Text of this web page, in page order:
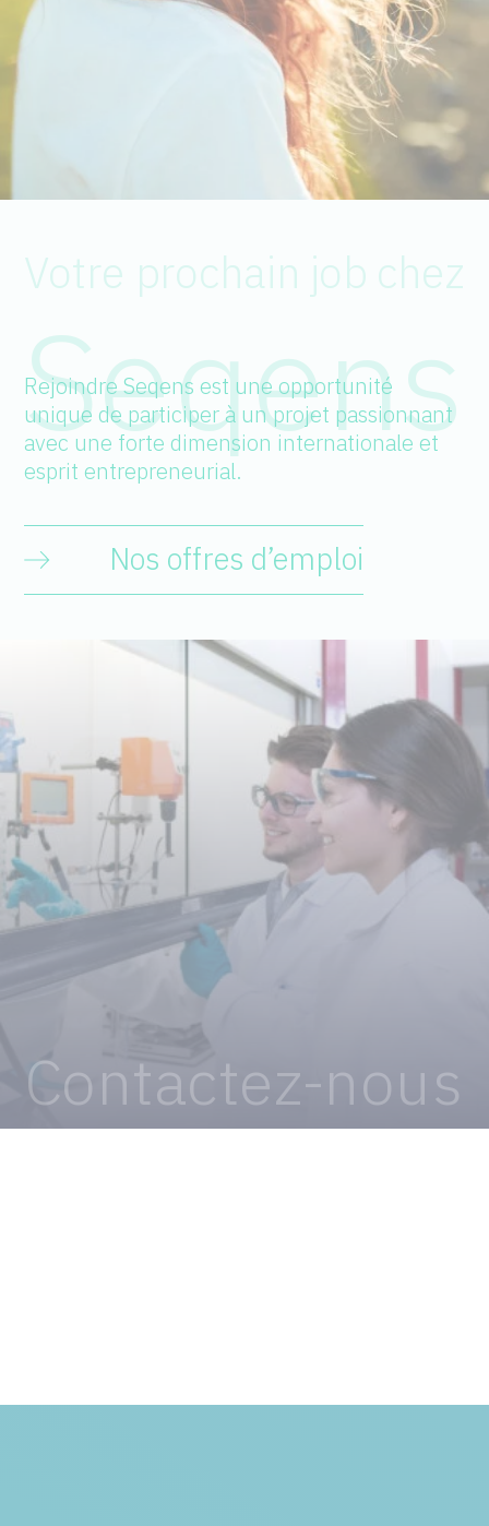
Votre prochain job chez
Seqens
Rejoindre Seqens est une opportunité
unique de participer à un projet passionnant
avec une forte dimension internationale et
esprit entrepreneurial.
Nos offres d’emploi
Contactez-nous